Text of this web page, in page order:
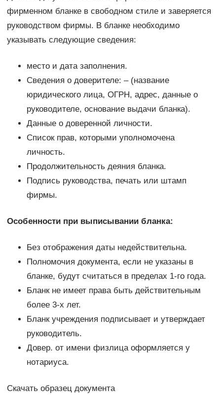
фирменном бланке в свободном стиле и заверяется
руководством фирмы. В бланке необходимо
указывать следующие сведения:
место и дата заполнения.
Сведения о доверителе: – (название
юридического лица, ОГРН, адрес, данные о
руководителе, основание выдачи бланка).
Данные о доверенной личности.
Список прав, которыми уполномочена
личность.
Продолжительность деяния бланка.
Подпись руководства, печать или штамп
фирмы.
Особенности при выписывании бланка:
Без отображения даты недействительна.
Полномочия документа, если не указаны в
бланке, будут считаться в пределах 1-го года.
Бланк не имеет права быть действительным
более 3-х лет.
Бланк учреждения подписывает и утверждает
руководитель.
Довер. от имени физлица оформляется у
нотариуса.
Скачать образец документа